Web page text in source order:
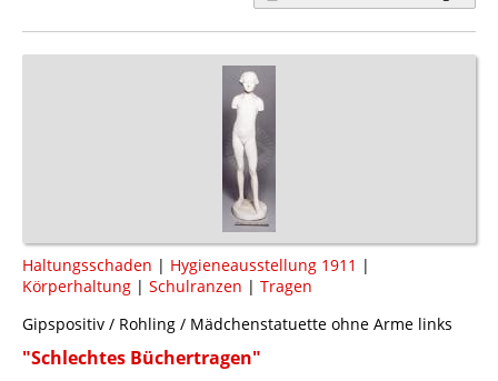
Haltungsschaden | Hygieneausstellung 1911 |
Körperhaltung | Schulranzen | Tragen
Gipspositiv / Rohling / Mädchenstatuette ohne Arme links
"Schlechtes Büchertragen"